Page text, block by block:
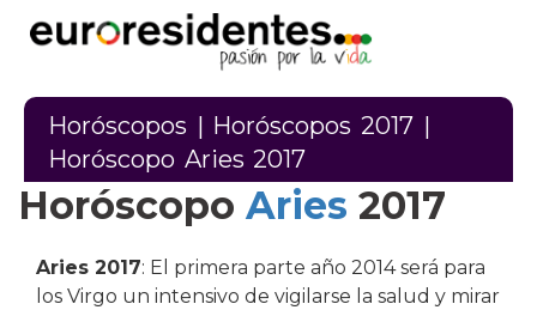
Horóscopos Horóscopos 2017
Horóscopo Aries 2017
Horóscopo Aries 2017
Aries 2017: El primera parte año 2014 será para
los Virgo un intensivo de vigilarse la salud y mirar